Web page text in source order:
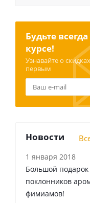
Будьте
курсе!
Узнавайте о
первым
Новости
1 января 2018
Большой подарок
поклонников
фимиамов!